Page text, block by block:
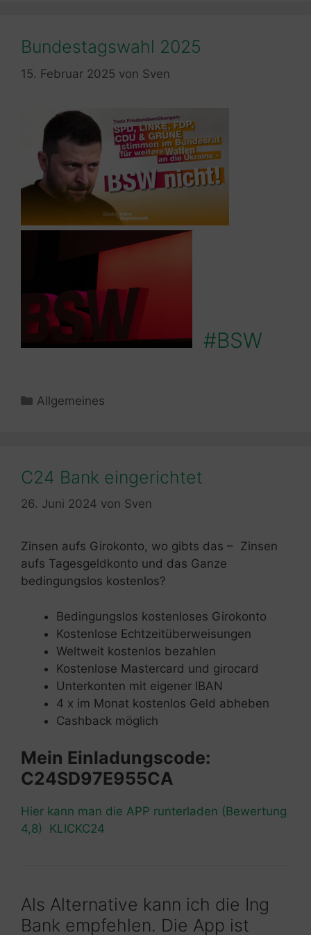
Bundestagswahl 2025
15. Februar 2025 von Sven
#BSW
Kategorien
Allgemeines
C24 Bank eingerichtet
26. Juni 2024 von Sven
Zinsen aufs Girokonto, wo gibts das – Zinsen
aufs Tagesgeldkonto und das Ganze
bedingungslos kostenlos?
Bedingungslos kostenloses Girokonto
Kostenlose Echtzeitüberweisungen
Weltweit kostenlos bezahlen
Kostenlose Mastercard und girocard
Unterkonten mit eigener IBAN
4 x im Monat kostenlos Geld abheben
Cashback möglich
Mein Einladungscode:
C24SD97E955CA
Hier kann man die APP runterladen (Bewertung
4,8) KLICKC24
Als Alternative kann ich die Ing
Bank empfehlen. Die App ist